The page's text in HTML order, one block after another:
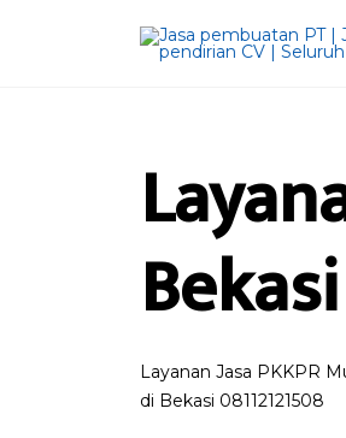
Layanan Jasa PKKPR
di Bekasi 08112121508